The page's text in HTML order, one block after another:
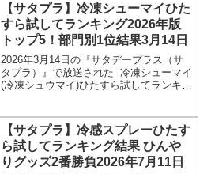
春の野菜ととも...
【サタプラ】冷凍シューマイひた
すら試してランキング2026年版
トップ5！部門別1位結果3月14日
2026年3月14日の『サタデープラス（サ
タプラ）』で放送された 冷凍シューマイ
(冷凍シュウマイ)ひたすら試してランキン
介された最新情報をもとに、コンビニ、
スーパー...
【サタプラ】冷感スプレーひたす
ら試してランキング結果 ひんや
りグッズ2番勝負2026年7月11日